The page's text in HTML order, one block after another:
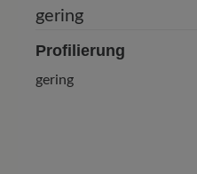
Profilierung
gering